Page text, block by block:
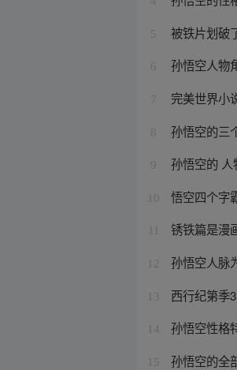
5 被铁片划破
6 孙悟空人物
7 完美世界小
8 孙悟空的三
9 孙悟空的 人
10 悟空四个字
锈铁篇是漫
12 孙悟空人脉
13 西行纪第季
14 孙悟空性格
15 孙悟空的全